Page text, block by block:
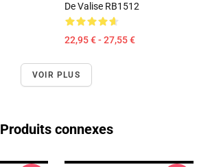
De Valise RB1512
22,95 € - 27,55 €
VOIR PLUS
Produits connexes